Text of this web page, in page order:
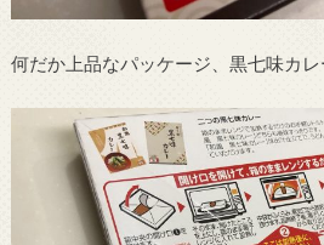
何だか上品なパッケージ、黒七味カレ